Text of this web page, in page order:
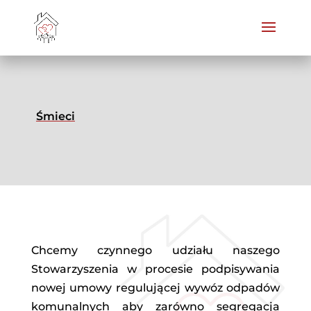
Śmieci
Chcemy czynnego udziału naszego
Stowarzyszenia w procesie podpisywania
nowej umowy regulującej wywóz odpadów
komunalnych aby zarówno segregacja